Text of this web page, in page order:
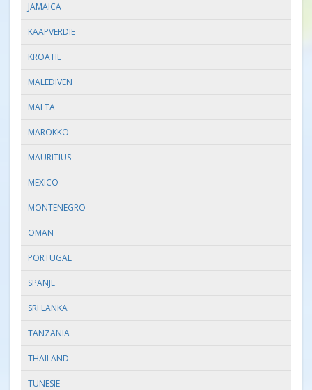
JAMAICA
KAAPVERDIE
KROATIE
MALEDIVEN
MALTA
MAROKKO
MAURITIUS
MEXICO
MONTENEGRO
OMAN
PORTUGAL
SPANJE
SRI LANKA
TANZANIA
THAILAND
TUNESIE